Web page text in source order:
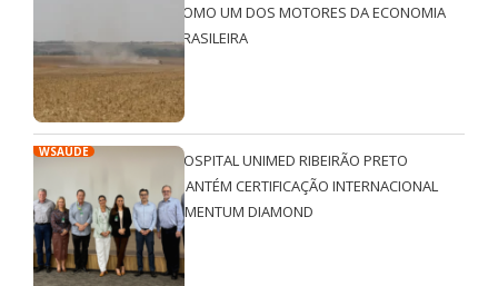
COMO UM DOS MOTORES DA ECONOMIA
BRASILEIRA
WSAÚDE
HOSPITAL UNIMED RIBEIRÃO PRETO
MANTÉM CERTIFICAÇÃO INTERNACIONAL
QMENTUM DIAMOND